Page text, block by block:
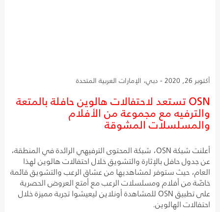
أكتوبر 26, 2020 - دبي، الإمارات العربية المتحدة
OSN تستعد لاحتفالات هالوين حافلة بالمتعة
والترفيه مع مجموعة من الأفلام
والمسلسلات المشوقة
أعلنت شبكة OSN، شبكة المحتوى الترفيهي الرائدة في المنطقة،
عن جدول حافل بالإثارة والتشويق خلال احتفالات هالوين لهذا
العام، حيث ستوفر لمشاهديها من عشاق الرعب والتشويق قائمة
خاصّة من أفلام ومسلسلات الرعب مع أمتع العروض الحصرية
على تطبيق OSN للمشاهدة أونلاين ليعيشوا تجربة مميزة خلال
احتفالات الهالوين.